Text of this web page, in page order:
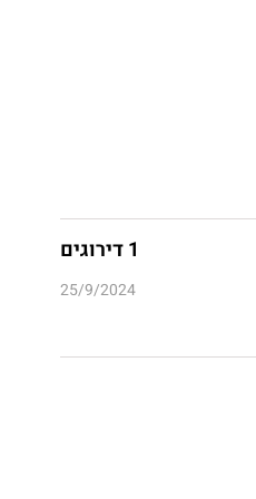
1 דירוגים
25/9/2024